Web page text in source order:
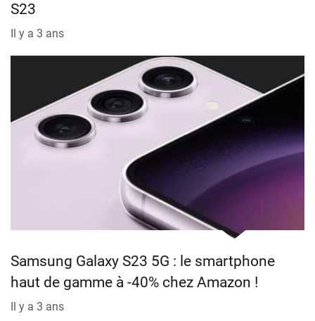
S23
Il y a 3 ans
Samsung Galaxy S23 5G : le smartphone
haut de gamme à -40% chez Amazon !
Il y a 3 ans